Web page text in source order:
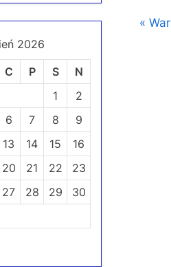
P
2026
C P S
N
1
2
6 7 8
9
13 14 15
16
20 21 22
23
27 28 29
30